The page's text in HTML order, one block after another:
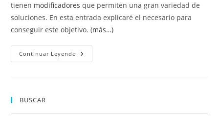
tienen modificadores que permiten una gran variedad de
soluciones. En esta entrada explicaré el necesario para
conseguir este objetivo.(más…)
Continuar Leyendo Escribir
Números
BUSCAR